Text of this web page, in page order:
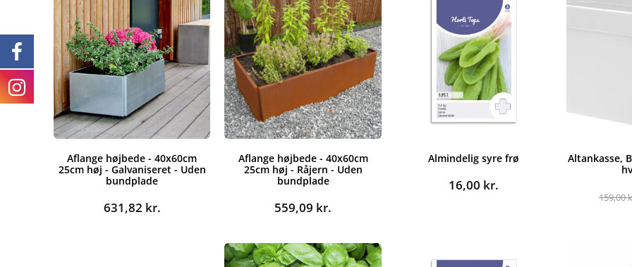
Aflange højbede - 40x60cm
25cm høj - Galvaniseret - Uden
bundplade
631,82 kr.
Aflange højbede - 40x60cm
25cm høj - Råjern - Uden
bundplade
559,09 kr.
Almindelig syre frø
16,00 kr.
Altankasse,
159,00